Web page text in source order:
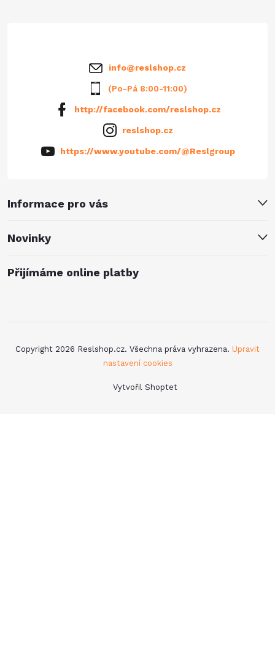
Informace pro vás
Novinky
info@reslshop.cz
(Po-Pá 8:00-11:00)
http://facebook.com/reslshop.cz
reslshop.cz
https://www.youtube.com/@Reslgroup
Přijímáme online platby
Vytvořil Shoptet
Copyright 2026 Reslshop.cz. Všechna práva vyhrazena. Upravit
nastavení cookies